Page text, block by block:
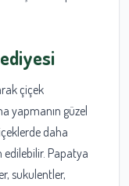
çiçek
yapmanın güzel
daha
edilebilir. Papatya
sukulentler,